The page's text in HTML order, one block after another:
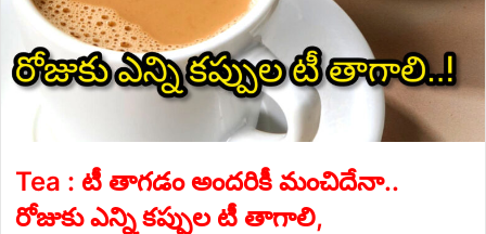
Tea : టీ తాగడం అందరికీ మంచిదేనా..
రోజుకు ఎన్ని కప్పుల టీ తాగాలి,